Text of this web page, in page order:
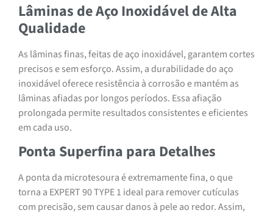
Lâminas de Aço Inoxidável de Alta
Qualidade
As lâminas finas, feitas de aço inoxidável, garantem cortes
precisos e sem esforço. Assim, a durabilidade do aço
inoxidável oferece resistência à corrosão e mantém as
lâminas afiadas por longos períodos. Essa afiação
prolongada permite resultados consistentes e eficientes
em cada uso.
Ponta Superfina para Detalhes
A ponta da microtesoura é extremamente fina, o que
torna a EXPERT 90 TYPE 1 ideal para remover cutículas
com precisão, sem causar danos à pele ao redor. Assim,